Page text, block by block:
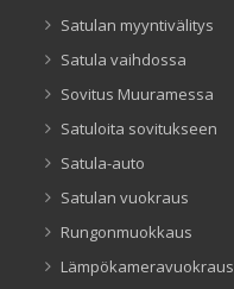
Satulan myyntivälitys
Satula vaihdossa
Sovitus Muuramessa
Satuloita sovitukseen
Satula-auto
Satulan vuokraus
Rungonmuokkaus
Lämpökameravuokraus